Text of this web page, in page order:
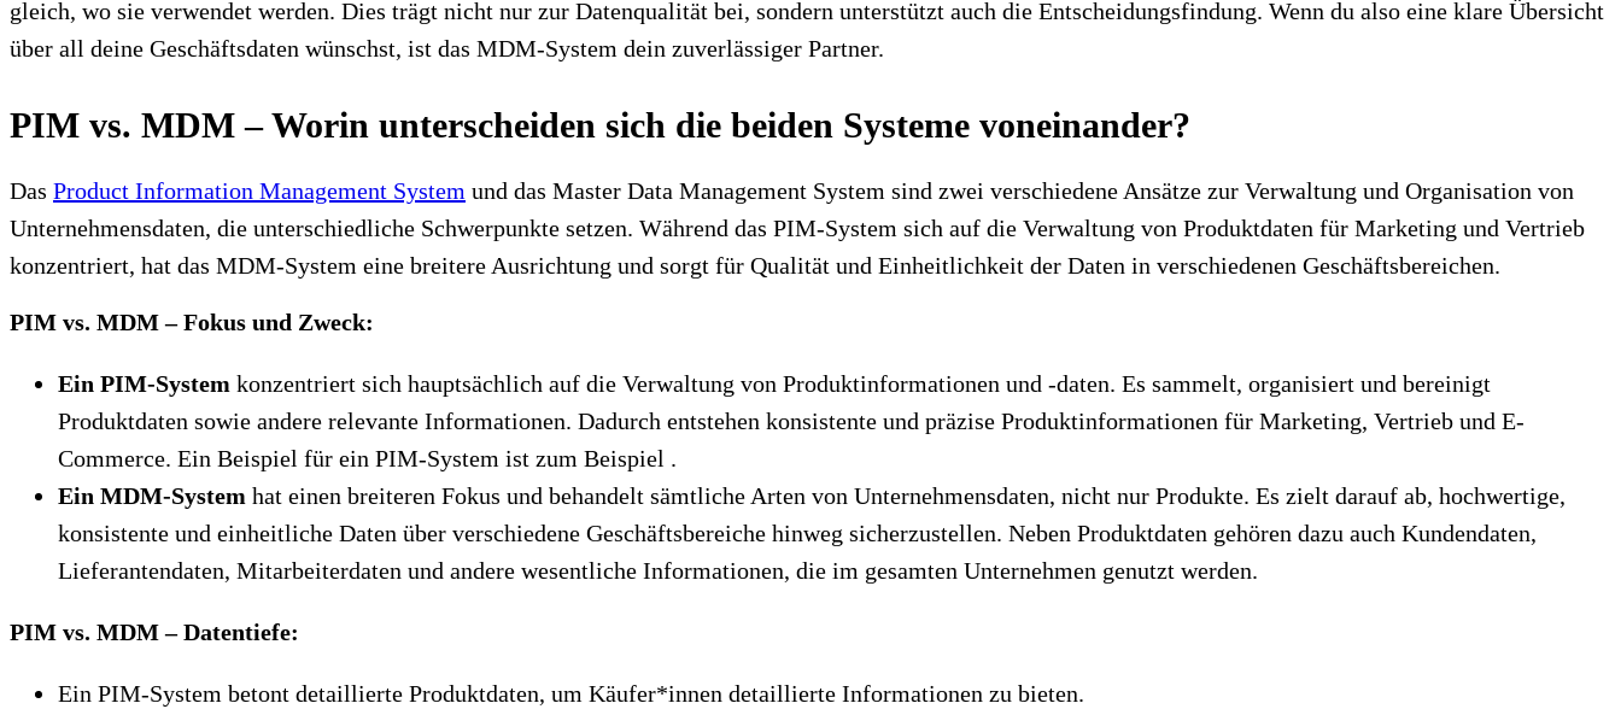
gleich, wo sie verwendet werden. Dies trägt nicht nur zur Datenqualität bei, sondern unterstützt auch die Entscheidungsfindung. Wenn du also eine klare Übersicht
über all deine Geschäftsdaten wünschst, ist das MDM-System dein zuverlässiger Partner.
PIM vs. MDM – Worin unterscheiden sich die beiden Systeme voneinander?
Das Product Information Management System und das Master Data Management System sind zwei verschiedene Ansätze zur Verwaltung und Organisation von
Unternehmensdaten, die unterschiedliche Schwerpunkte setzen. Während das PIM-System sich auf die Verwaltung von Produktdaten für Marketing und Vertrieb
konzentriert, hat das MDM-System eine breitere Ausrichtung und sorgt für Qualität und Einheitlichkeit der Daten in verschiedenen Geschäftsbereichen.
PIM vs. MDM – Fokus und Zweck:
Ein PIM-System konzentriert sich hauptsächlich auf die Verwaltung von Produktinformationen und -daten. Es sammelt, organisiert und bereinigt
Produktdaten sowie andere relevante Informationen. Dadurch entstehen konsistente und präzise Produktinformationen für Marketing, Vertrieb und E-
Commerce. Ein Beispiel für ein PIM-System ist zum Beispiel .
Ein MDM-System hat einen breiteren Fokus und behandelt sämtliche Arten von Unternehmensdaten, nicht nur Produkte. Es zielt darauf ab, hochwertige,
konsistente und einheitliche Daten über verschiedene Geschäftsbereiche hinweg sicherzustellen. Neben Produktdaten gehören dazu auch Kundendaten,
Lieferantendaten, Mitarbeiterdaten und andere wesentliche Informationen, die im gesamten Unternehmen genutzt werden.
PIM vs. MDM – Datentiefe:
Ein PIM-System betont detaillierte Produktdaten, um Käufer*innen detaillierte Informationen zu bieten.